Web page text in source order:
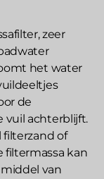
zeer
het water
de
vuil achterblijft.
filterzand of
filtermassa kan
van